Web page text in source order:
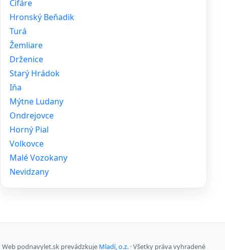
Čifáre
Hronský Beňadik
Turá
Žemliare
Drženice
Starý Hrádok
Iňa
Mýtne Ludany
Ondrejovce
Horný Pial
Volkovce
Malé Vozokany
Nevidzany
Web podnavylet.sk prevádzkuje Mladí, o.z.· Všetky práva vyhradené